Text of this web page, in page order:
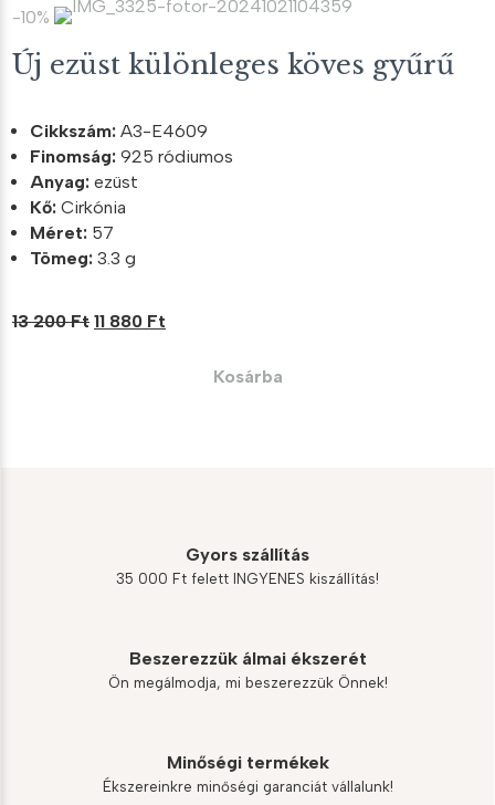
-10%
Új ezüst különleges köves gyűrű
Cikkszám: A3-E4609
Finomság: 925 ródiumos
Anyag: ezüst
Kő: Cirkónia
Méret: 57
Tömeg: 3.3 g
13 200Ft Original
11 880 Ft
Kosárba
Gyors szállítás
35 000 Ft felett INGYENES kiszállítás!
Beszerezzük álmai ékszerét
Ön megálmodja, mi beszerezzük Önnek!
Minőségi termékek
Ékszereinkre minőségi garanciát vállalunk!